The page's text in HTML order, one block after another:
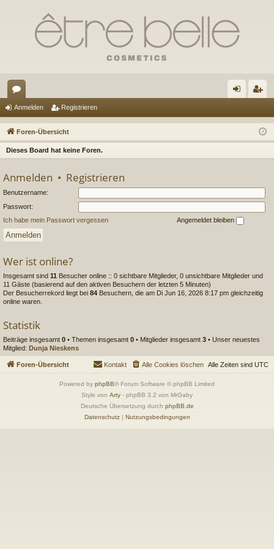
or
en m
el
ist
rie
Anmelden Registrieren
Foren-Übersicht
Dieses Board hat keine Foren.
Anmelden • Registrieren
Benutzername:
Passwort:
Ich habe mein Passwort vergessen
Angemeldet bleiben
Wer ist online?
Insgesamt sind 11 Besucher online :: 0 sichtbare Mitglieder, 0 unsichtbare Mitglieder und
11 Gäste (basierend auf den aktiven Besuchern der letzten 5 Minuten)
Der Besucherrekord liegt bei 84 Besuchern, die am Di Jun 16, 2026 8:17 pm gleichzeitig
online waren.
Statistik
Beiträge insgesamt 0 • Themen insgesamt 0 • Mitglieder insgesamt 3 • Unser neuestes
Mitglied: Dunja Nieskens
Foren-Übersicht Alle Zeiten sind UTC
Alle Cookies löschen
Kontakt
Powered by phpBB® Forum Software © phpBB Limited
Style von Arty - phpBB 3.2 von MrGaby
Deutsche Übersetzung durch phpBB.de
Datenschutz| Nutzungsbedingungen